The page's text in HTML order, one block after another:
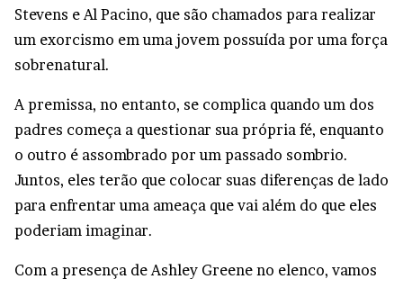
Stevens e Al Pacino, que são chamados para realizar
um exorcismo em uma jovem possuída por uma força
sobrenatural.
A premissa, no entanto, se complica quando um dos
padres começa a questionar sua própria fé, enquanto
o outro é assombrado por um passado sombrio.
Juntos, eles terão que colocar suas diferenças de lado
para enfrentar uma ameaça que vai além do que eles
poderiam imaginar.
Com a presença de Ashley Greene no elenco, vamos